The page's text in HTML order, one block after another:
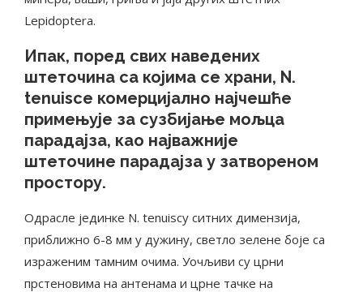
Lepidoptera.
Ипак, поред свих наведених
штеточина са којима се храни, N.
tenuisсе комерцијално најчешће
примењује за сузбијање мољца
парадајза, као најважније
штеточине парадајза у затвореном
простору.
Одрасле јединке N. tenuisсу ситних димензија,
приближно 6-8 мм у дужину, светло зелене боје са
израженим тамним очима. Уочљиви су црни
прстеновима на антенама и црне тачке на